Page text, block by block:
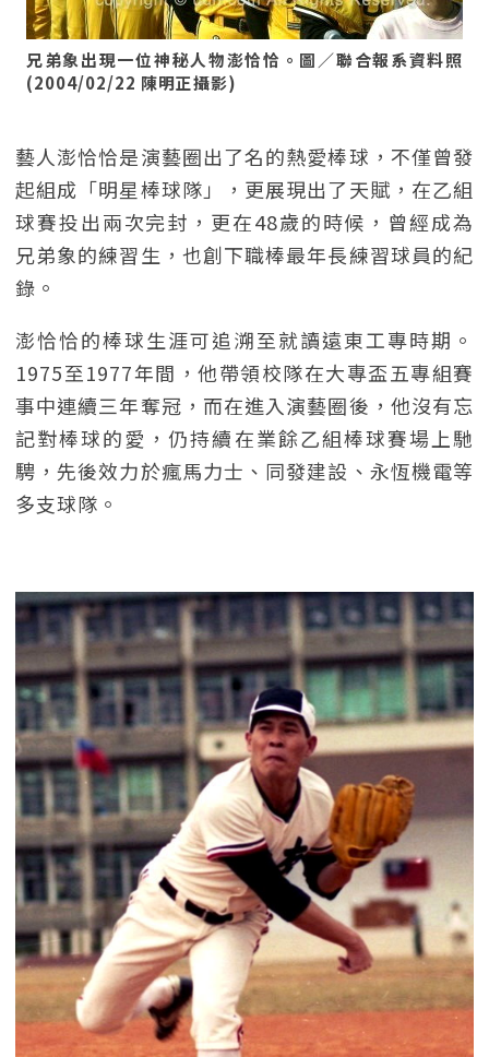
兄弟象出現一位神秘人物澎恰恰。圖／聯合報系資料照
(2004/02/22 陳明正攝影)
藝人澎恰恰是演藝圈出了名的熱愛棒球，不僅曾發
起組成「明星棒球隊」，更展現出了天賦，在乙組
球賽投出兩次完封，更在48歲的時候，曾經成為
兄弟象的練習生，也創下職棒最年長練習球員的紀
錄。
澎恰恰的棒球生涯可追溯至就讀遠東工專時期。
1975至1977年間，他帶領校隊在大專盃五專組賽
事中連續三年奪冠，而在進入演藝圈後，他沒有忘
記對棒球的愛，仍持續在業餘乙組棒球賽場上馳
騁，先後效力於瘋馬力士、同發建設、永恆機電等
多支球隊。